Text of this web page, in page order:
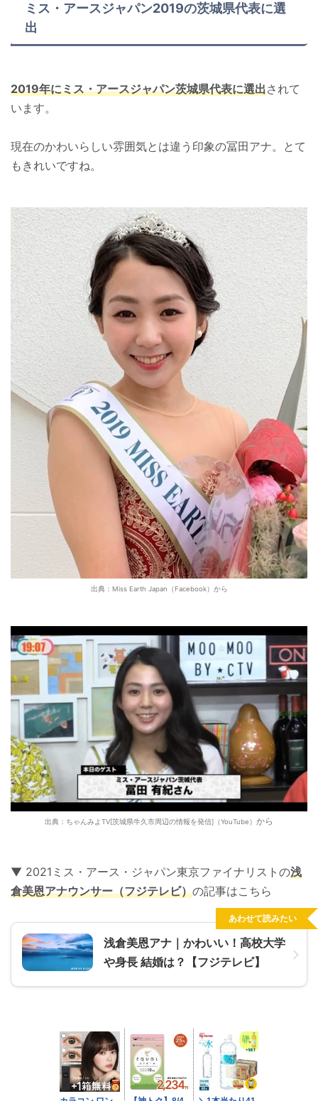
ミス・アースジャパン2019の茨城県代表に選
出
2019年にミス・アースジャパン茨城県代表に選出されて
います。
現在のかわいらしい雰囲気とは違う印象の冨田アナ。とて
もきれいですね。
出典：Miss Earth Japan（Facebook）から
出典：ちゃんみよTV[茨城県牛久市周辺の情報を発信]（YouTube） から
▼ 2021ミス・アース・ジャパン東京ファイナリストの浅
倉美恩アナウンサー（フジテレビ）の記事はこちら
浅倉美恩アナ｜かわいい！高校大学
や身長 結婚は？【フジテレビ】
あわせて読みたい